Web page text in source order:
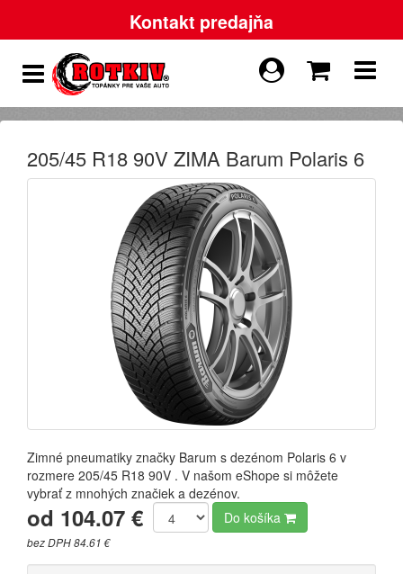
Kontakt predajňa
205/45 R18 90V ZIMA Barum Polaris 6
Zimné pneumatiky značky Barum s dezénom Polaris 6 v
rozmere 205/45 R18 90V . V našom eShope si môžete
vybrať z mnohých značiek a dezénov.
od 104.07 €
bez DPH 84.61 €
Do košíka